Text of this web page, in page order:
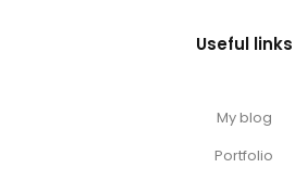
Useful links
My blog
Portfolio